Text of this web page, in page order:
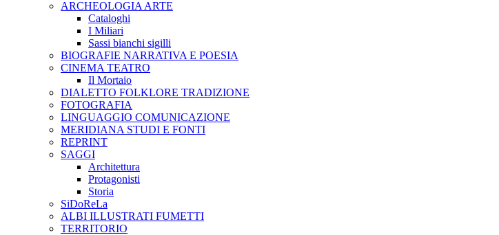
ARCHEOLOGIA ARTE
Cataloghi
I Miliari
Sassi bianchi sigilli
BIOGRAFIE NARRATIVA E POESIA
CINEMA TEATRO
Il Mortaio
DIALETTO FOLKLORE TRADIZIONE
FOTOGRAFIA
LINGUAGGIO COMUNICAZIONE
MERIDIANA STUDI E FONTI
REPRINT
SAGGI
Architettura
Protagonisti
Storia
SiDoReLa
ALBI ILLUSTRATI FUMETTI
TERRITORIO